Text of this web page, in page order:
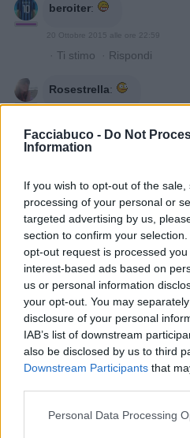
Facciabuco - Do Not
Information
If you wish to opt-out of the
processing of your personal or
targeted advertising by us,
section to confirm your
opt-out request is processed
interest-based ads based on
us or personal information
your opt-out. You may
disclosure of your personal
IAB’s list of downstream
also be disclosed by us to third
Downstream Participants that
Personal Data Processing
beroiter:
20 Ottobre 2015 alle ore 22:59
· Ti stimo · Rispondi
Rosestrella:
·Ti stimo ·Rispondi
VolaVola livello 2
3 Novembre 2015- 7.705